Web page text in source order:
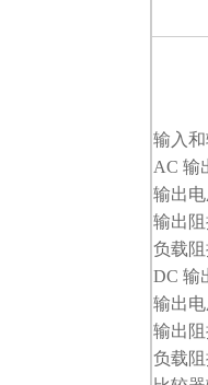
输入
AC 输
输出
输出
负载
DC 输
输出
输出
负载